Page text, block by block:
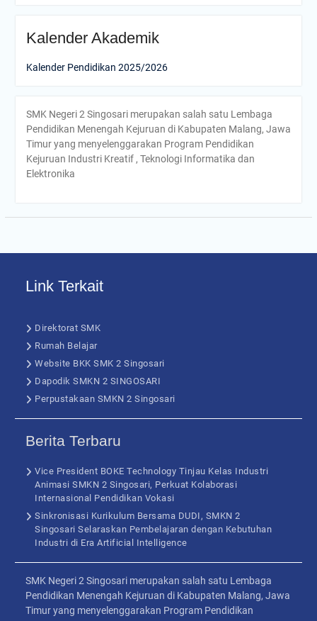
Kalender Akademik
Kalender Pendidikan 2025/2026
SMK Negeri 2 Singosari merupakan salah satu Lembaga
Pendidikan Menengah Kejuruan di Kabupaten Malang, Jawa
Timur yang menyelenggarakan Program Pendidikan
Kejuruan Industri Kreatif , Teknologi Informatika dan
Elektronika
Link Terkait
Direktorat SMK
Rumah Belajar
Website BKK SMK 2 Singosari
Dapodik SMKN 2 SINGOSARI
Perpustakaan SMKN 2 Singosari
Berita Terbaru
Vice President BOKE Technology Tinjau Kelas Industri
Animasi SMKN 2 Singosari, Perkuat Kolaborasi
Internasional Pendidikan Vokasi
Sinkronisasi Kurikulum Bersama DUDI, SMKN 2
Singosari Selaraskan Pembelajaran dengan Kebutuhan
Industri di Era Artificial Intelligence
SMK Negeri 2 Singosari merupakan salah satu Lembaga
Pendidikan Menengah Kejuruan di Kabupaten Malang, Jawa
Timur yang menyelenggarakan Program Pendidikan